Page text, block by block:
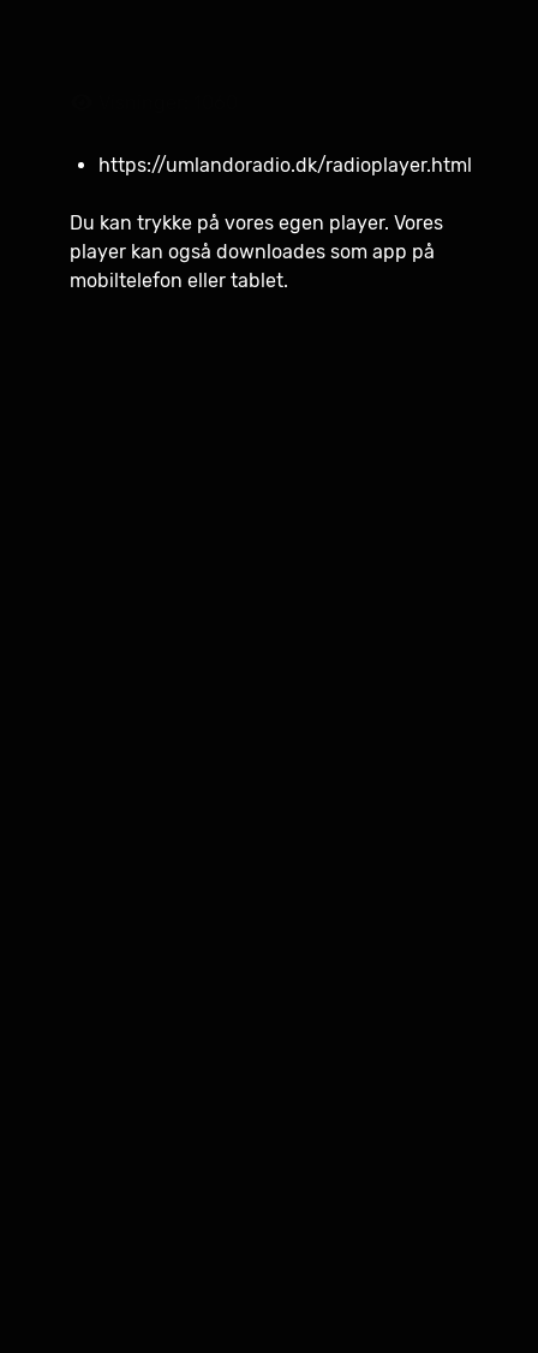
https://umlandoradio.dk/radioplayer.html
Du kan trykke på vores egen player. Vores
player kan også downloades som app på
mobiltelefon eller tablet.